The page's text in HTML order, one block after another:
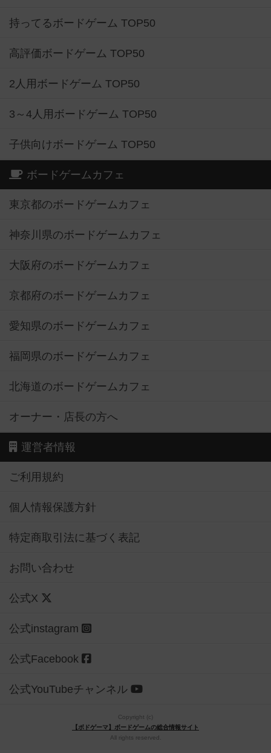
持ってるボードゲーム TOP50
高評価ボードゲーム TOP50
2人用ボードゲーム TOP50
3～4人用ボードゲーム TOP50
子供向けボードゲーム TOP50
ボードゲームカフェ
東京都のボードゲームカフェ
神奈川県のボードゲームカフェ
大阪府のボードゲームカフェ
京都府のボードゲームカフェ
愛知県のボードゲームカフェ
福岡県のボードゲームカフェ
北海道のボードゲームカフェ
オーナー・店長の方へ
運営者情報
ご利用規約
個人情報保護方針
特定商取引法に基づく表記
お問い合わせ
公式X
公式instagram
公式Facebook
公式YouTubeチャンネル
Copyright (c)
【ボドゲーマ】ボードゲームの総合情報サイト
All rights reserved.